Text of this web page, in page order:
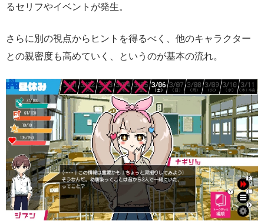
るセリフやイベントが発生。
さらに別の視点からヒントを得るべく、他のキャラクター
との親密度も高めていく、というのが基本の流れ。